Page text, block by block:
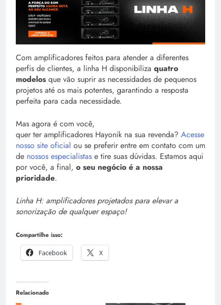
Com amplificadores feitos para atender a diferentes
perfis de clientes, a linha H disponibiliza quatro
modelos que vão suprir as necessidades de pequenos
projetos até os mais potentes, garantindo a resposta
perfeita para cada necessidade.
Mas agora é com você,
quer ter amplificadores Hayonik na sua revenda? Acesse
nosso site oficial ou se preferir entre em contato com um
de nossos especialistas e tire suas dúvidas. Estamos aqui
por você, a final, o seu negócio é a nossa
prioridade.
Linha H: amplificadores projetados para elevar a
sonorização de qualquer espaço!
Compartilhe isso:
Facebook
X
Relacionado